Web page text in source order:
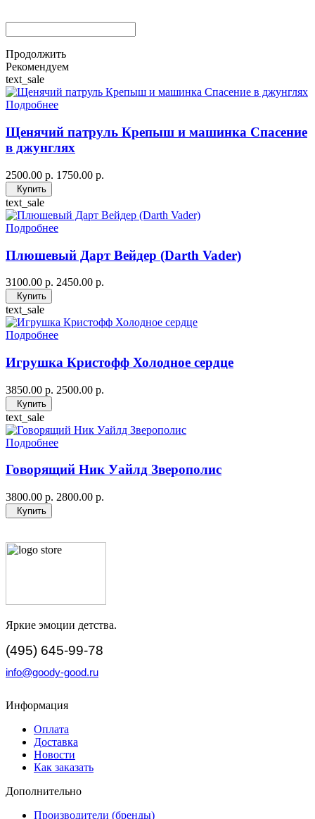
Продолжить
Рекомендуем
text_sale
Подробнее
Щенячий патруль Крепыш и машинка Спасение
в джунглях
2500.00 р. 1750.00 р.
Купить
text_sale
Подробнее
Плюшевый Дарт Вейдер (Darth Vader)
3100.00 р. 2450.00 р.
Купить
text_sale
Подробнее
Игрушка Кристофф Холодное сердце
3850.00 р. 2500.00 р.
Купить
text_sale
Подробнее
Говорящий Ник Уайлд Зверополис
3800.00 р. 2800.00 р.
Купить
Яркие эмоции детства.
(495) 645-99-78
info@goody-good.ru
Информация
Оплата
Доставка
Новости
Как заказать
Дополнительно
Производители (бренды)